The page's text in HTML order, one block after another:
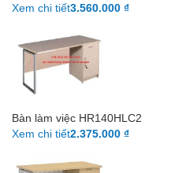
Xem chi tiết3.560.000 ₫
Bàn làm việc HR140HLC2
Xem chi tiết2.375.000 ₫